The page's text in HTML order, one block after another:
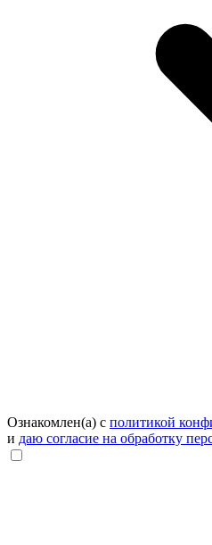
Ознакомлен(а) с политикой
и даю согласие на обработку